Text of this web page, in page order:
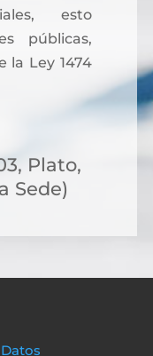
esto
públicas,
la Ley 1474
Plato,
Sede)